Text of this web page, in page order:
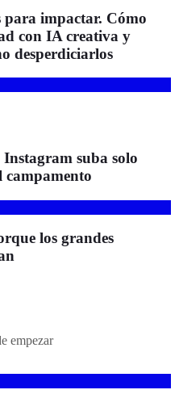
para impactar. Cómo
con IA creativa y
desperdiciarlos
suba solo
campamento
los grandes
empezar